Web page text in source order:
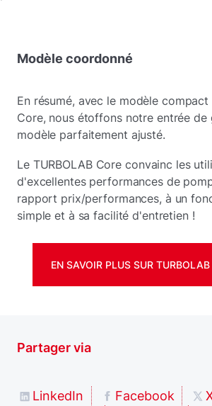
Modèle coordonné
En résumé, avec le modèle compact
Core, nous étoffons notre entrée de
modèle parfaitement ajusté.
Le TURBOLAB Core convainc les
d'excellentes performances de
rapport prix/performances, à un
simple et à sa facilité d'entretien !
EN SAVOIR PLUS SUR TURBOLAB
Partager via
LinkedIn Facebook